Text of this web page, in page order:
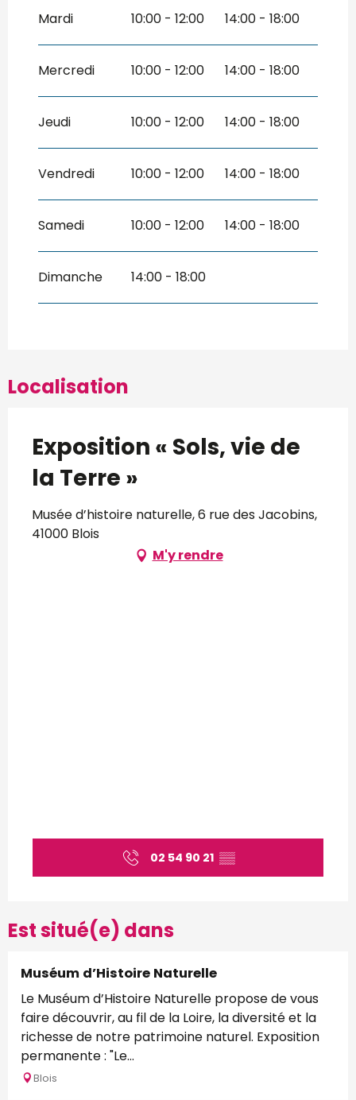
Du17 octobre 2026au1 novembre
2026
Mardi 10:00 - 12:00 14:00 - 18:00
Mercredi 10:00 - 12:00 14:00 - 18:00
Jeudi 10:00 - 12:00 14:00 - 18:00
Vendredi 10:00 - 12:00 14:00 - 18:00
Samedi 10:00 - 12:00 14:00 - 18:00
Dimanche 14:00 - 18:00
Localisation
Exposition « Sols, vie de
la Terre »
Musée d’histoire naturelle, 6 rue des Jacobins,
41000 Blois
M'y rendre
02 54 90 21 ▒▒
Est situé(e) dans
Muséum d’Histoire Naturelle
Le Muséum d’Histoire Naturelle propose de vous
faire découvrir, au fil de la Loire, la diversité et la
richesse de notre patrimoine naturel. Exposition
permanente : "Le...
Blois